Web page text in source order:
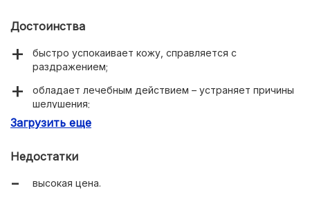
Достоинства
быстро успокаивает кожу, справляется с
раздражением;
обладает лечебным действием – устраняет причины
шелушения;
эффективен при дерматитах и аллергии;
Загрузить еще
Недостатки
высокая цена.